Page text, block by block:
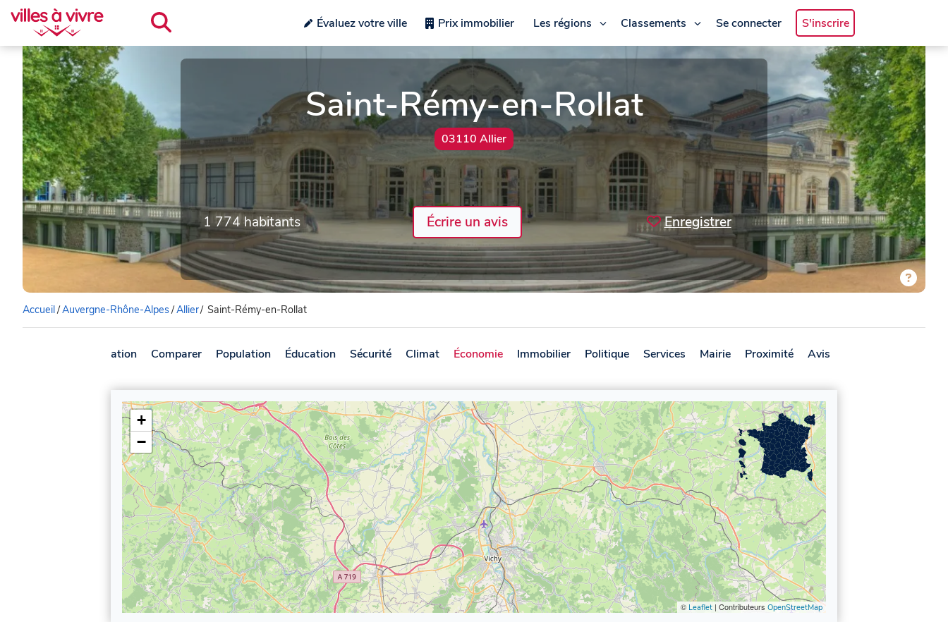
Évaluez votre ville Prix immobilier Les régions Classements Se connecter S'inscrire
Saint-Rémy-en-Rollat
03110 Allier
1 774 habitants Écrire un avis Enregistrer
Accueil/Auvergne-Rhône-Alpes/Allier/ Saint-Rémy-en-Rollat
Présentation Comparer Population Éducation Sécurité Climat Économie Immobilier Politique Services Mairie Proximité Avis
+
−
© Leaflet | Contributeurs OpenStreetMap